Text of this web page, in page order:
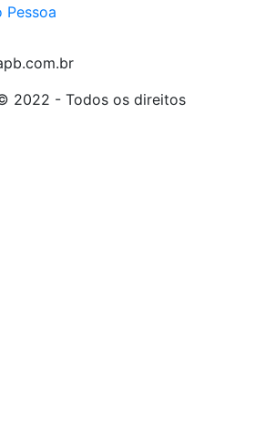
Pessoa
2022 - Todos os direitos